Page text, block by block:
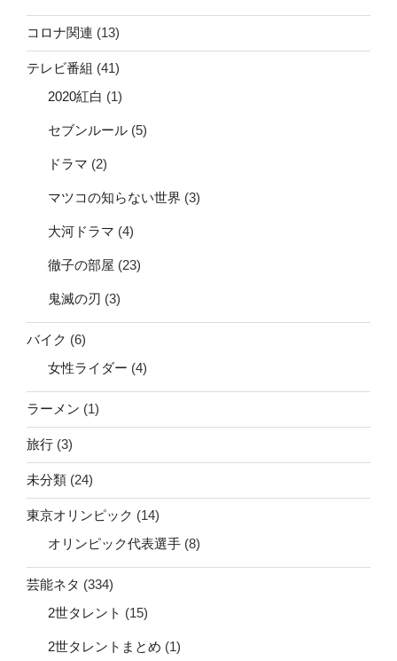
コロナ関連 (13)
テレビ番組 (41)
2020紅白 (1)
セブンルール (5)
ドラマ (2)
マツコの知らない世界 (3)
大河ドラマ (4)
徹子の部屋 (23)
鬼滅の刃 (3)
バイク (6)
女性ライダー (4)
ラーメン (1)
旅行 (3)
未分類 (24)
東京オリンピック (14)
オリンピック代表選手 (8)
芸能ネタ (334)
2世タレント (15)
2世タレントまとめ (1)